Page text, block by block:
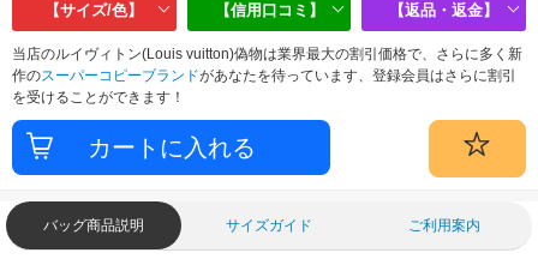
【サイズ/色】 【信用口コミ】 【返品・返金】
当店のルイヴィトン(Louis vuitton)偽物は業界最大の割引価格で、さらに多く新
作のスーパーコピーブランドがあなたを待っています、登録会員はさらに割引
を受けることができます！
バッグ商品説明 サイズガイド ご利用案内